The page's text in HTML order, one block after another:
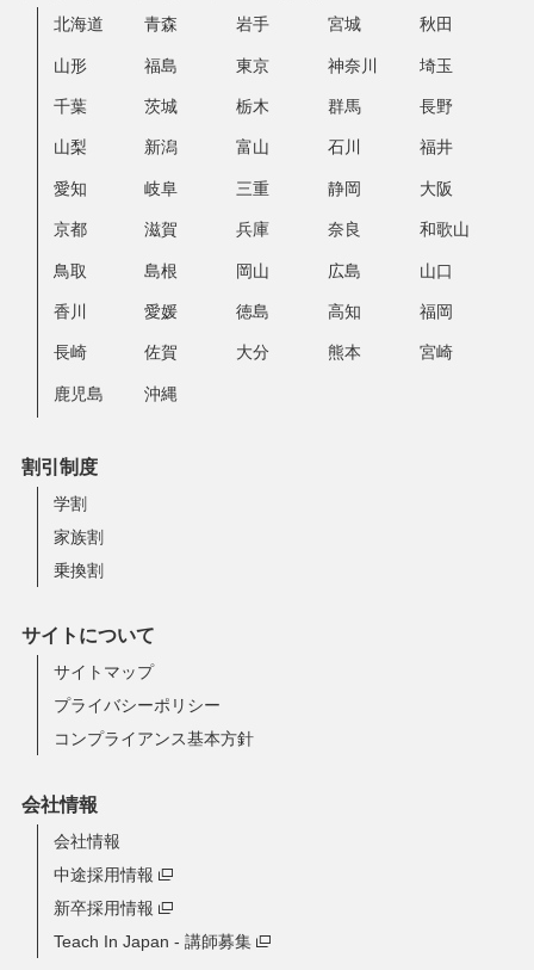
北海道 青森 岩手 宮城 秋田
山形 福島 東京 神奈川 埼玉
千葉 茨城 栃木 群馬 長野
山梨 新潟 富山 石川 福井
愛知 岐阜 三重 静岡 大阪
京都 滋賀 兵庫 奈良 和歌山
鳥取 島根 岡山 広島 山口
香川 愛媛 徳島 高知 福岡
長崎 佐賀 大分 熊本 宮崎
鹿児島 沖縄
割引制度
学割
家族割
乗換割
サイトについて
サイトマップ
プライバシーポリシー
コンプライアンス基本方針
会社情報
会社情報
中途採用情報
新卒採用情報
Teach In Japan - 講師募集